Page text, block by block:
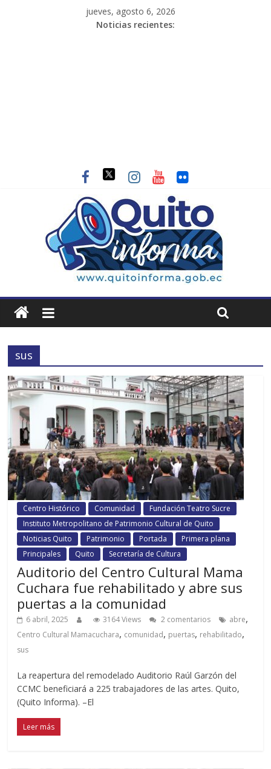
jueves, agosto 6, 2026
Noticias recientes:
sus
Centro Histórico Comunidad
Fundación Teatro Sucre
Instituto Metropolitano de Patrimonio Cultural de Quito
Noticias Quito
Patrimonio Portada
Primera plana
Principales
Quito Secretaría de Cultura
Auditorio del Centro Cultural Mama
Cuchara fue rehabilitado y abre sus
puertas a la comunidad
6 abril, 2025 3164 Views 2 comentarios abre,
Centro Cultural Mamacuchara, comunidad, puertas, rehabilitado,
sus
La reapertura del remodelado Auditorio Raúl Garzón del
CCMC beneficiará a 225 trabajadores de las artes. Quito,
(Quito Informa). –El
Leer más